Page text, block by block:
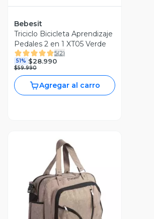
Bebesit
Triciclo Bicicleta Aprendizaje
Pedales 2 en 1 XT05 Verde
5(2)
51% $28.990
$59.990
Agregar al carro
Vista Previa